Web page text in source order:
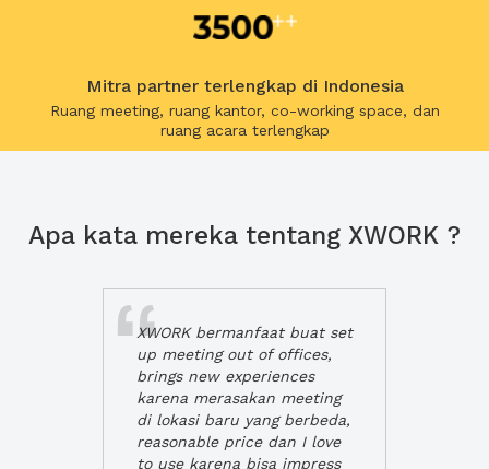
Mitra partner terlengkap di Indonesia
Ruang meeting, ruang kantor, co-working space, dan
ruang acara terlengkap
Apa kata mereka tentang XWORK ?
XWORK bermanfaat buat set
up meeting out of offices,
brings new experiences
karena merasakan meeting
di lokasi baru yang berbeda,
reasonable price dan I love
to use karena bisa impress